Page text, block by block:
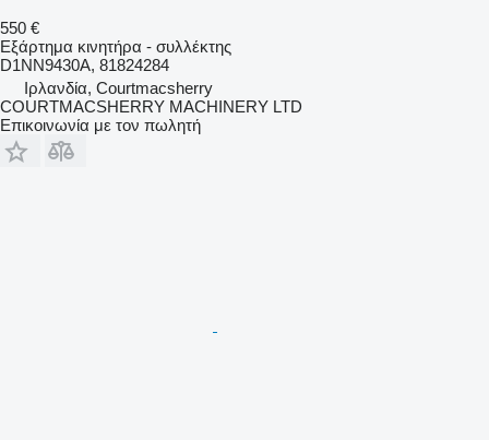
550 €
Εξάρτημα κινητήρα - συλλέκτης
D1NN9430A, 81824284
Ιρλανδία, Courtmacsherry
COURTMACSHERRY MACHINERY LTD
Επικοινωνία με τον πωλητή